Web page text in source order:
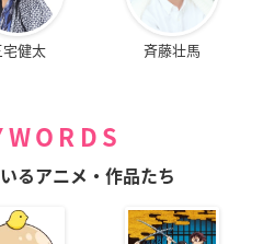
宅健太 斉藤壮馬
るアニメ・作品たち